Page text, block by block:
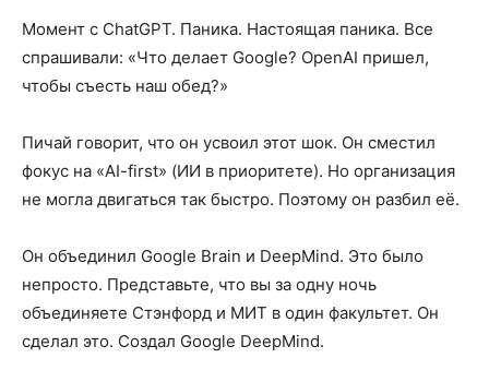
Момент с ChatGPT. Паника. Настоящая паника. Все
спрашивали: «Что делает Google? OpenAI пришел,
чтобы съесть наш обед?»
Пичай говорит, что он усвоил этот шок. Он сместил
фокус на «AI-first» (ИИ в приоритете). Но организация
не могла двигаться так быстро. Поэтому он разбил её.
Он объединил Google Brain и DeepMind. Это было
непросто. Представьте, что вы за одну ночь
объединяете Стэнфорд и МИТ в один факультет. Он
сделал это. Создал Google DeepMind.